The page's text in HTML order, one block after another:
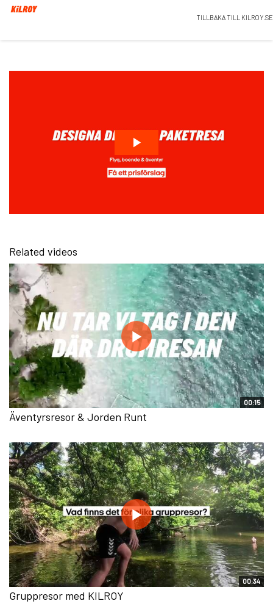
TILLBAKA TILL KILROY.SE
Related videos
00:15
Äventyrsresor & Jorden Runt
00:34
Gruppresor med KILROY